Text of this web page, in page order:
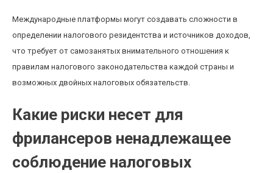
Международные платформы могут создавать сложности в
определении налогового резидентства и источников доходов,
что требует от самозанятых внимательного отношения к
правилам налогового законодательства каждой страны и
возможных двойных налоговых обязательств.
Какие риски несет для
фрилансеров ненадлежащее
соблюдение налоговых